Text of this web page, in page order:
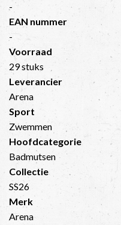
-
EAN nummer
-
Voorraad
29 stuks
Leverancier
Arena
Sport
Zwemmen
Hoofdcategorie
Badmutsen
Collectie
SS26
Merk
Arena